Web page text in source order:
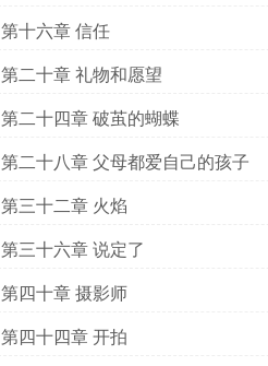
第十六章 信任
第二十章 礼物和愿望
第二十四章 破茧的蝴蝶
第二十八章 父母都爱自己的孩子
第三十二章 火焰
第三十六章 说定了
第四十章 摄影师
第四十四章 开拍